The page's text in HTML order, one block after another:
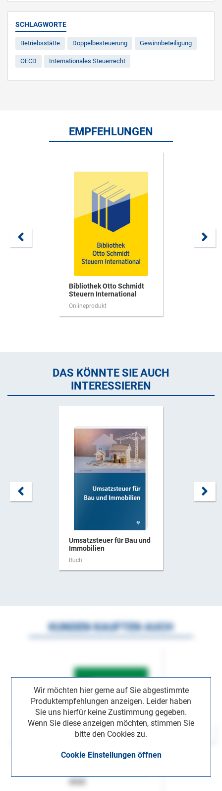
SCHLAGWORTE
Betriebsstätte Doppelbesteuerung Gewinnbeteiligung
OECD Internationales Steuerrecht
EMPFEHLUNGEN
Bibliothek Otto Schmidt
Steuern International
Onlineprodukt
DAS KÖNNTE SIE AUCH
INTERESSIEREN
Umsatzsteuer für Bau und
Immobilien
Buch
Wir möchten hier gerne auf Sie abgestimmte
Produktempfehlungen anzeigen. Leider haben
Sie uns hierfür keine Zustimmung gegeben.
Wenn Sie diese anzeigen möchten, stimmen Sie
bitte den Cookies zu.
Cookie Einstellungen öffnen
KUNDEN KAUFTEN AUCH